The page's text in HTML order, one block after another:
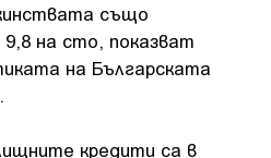
също
на сто, показват
на Българската
кредити са в